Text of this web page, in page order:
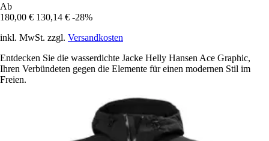
Ab
180,00 € 130,14 € -28%
inkl. MwSt. zzgl. Versandkosten
Entdecken Sie die wasserdichte Jacke Helly Hansen Ace Graphic,
Ihren Verbündeten gegen die Elemente für einen modernen Stil im
Freien.